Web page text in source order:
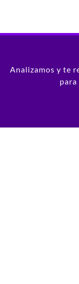
Analizamos y te